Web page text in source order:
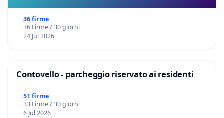
36 firme
36 Firme / 30 giorni
24 Jul 2026
Contovello - parcheggio riservato ai residenti
51 firme
33 Firme / 30 giorni
6 Jul 2026